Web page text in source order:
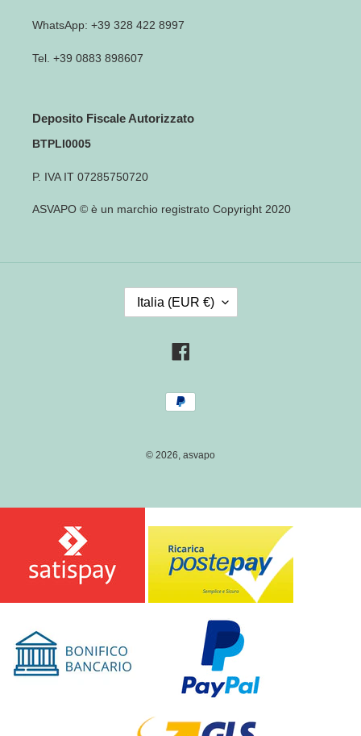
WhatsApp: +39 328 422 8997
Tel. +39 0883 898607
Deposito Fiscale Autorizzato
BTPLI0005
P. IVA IT 07285750720
ASVAPO © è un marchio registrato Copyright 2020
Italia (EUR €)
Metodi
di
© 2026, asvapo